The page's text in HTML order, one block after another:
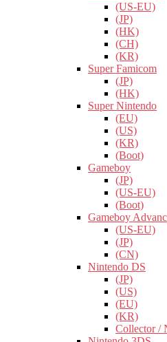
(US-EU)
(JP)
(HK)
(CH)
(KR)
Super Famicom
(JP)
(HK)
Super Nintendo
(EU)
(US)
(KR)
(Boot)
Gameboy
(JP)
(US-EU)
(Boot)
Gameboy
(US-EU)
(JP)
(CN)
Nintendo DS
(JP)
(US)
(EU)
(KR)
Collector /